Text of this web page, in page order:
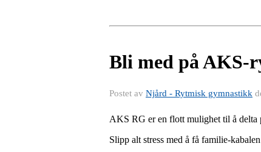
Bli med på AKS-
Postet av Njård - Rytmisk gymnastikk
AKS RG er en flott mulighet til å
Slipp alt stress med å få familie-